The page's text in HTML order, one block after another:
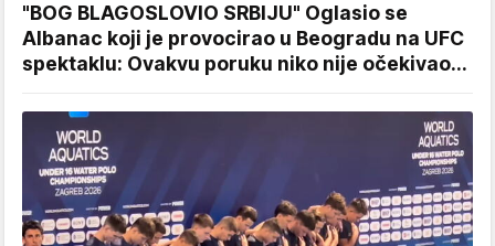
"BOG BLAGOSLOVIO SRBIJU" Oglasio se
Albanac koji je provocirao u Beogradu na UFC
spektaklu: Ovakvu poruku niko nije očekivao...